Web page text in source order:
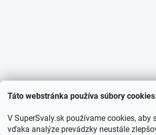
Táto webstránka používa súbory
V SuperSvaly.sk používame cookies,
vďaka analýze prevádzky neustále